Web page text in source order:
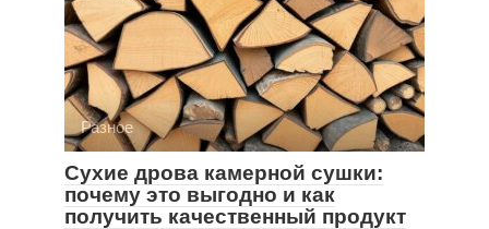
Разное
Сухие дрова камерной сушки:
почему это выгодно и как
получить качественный продукт